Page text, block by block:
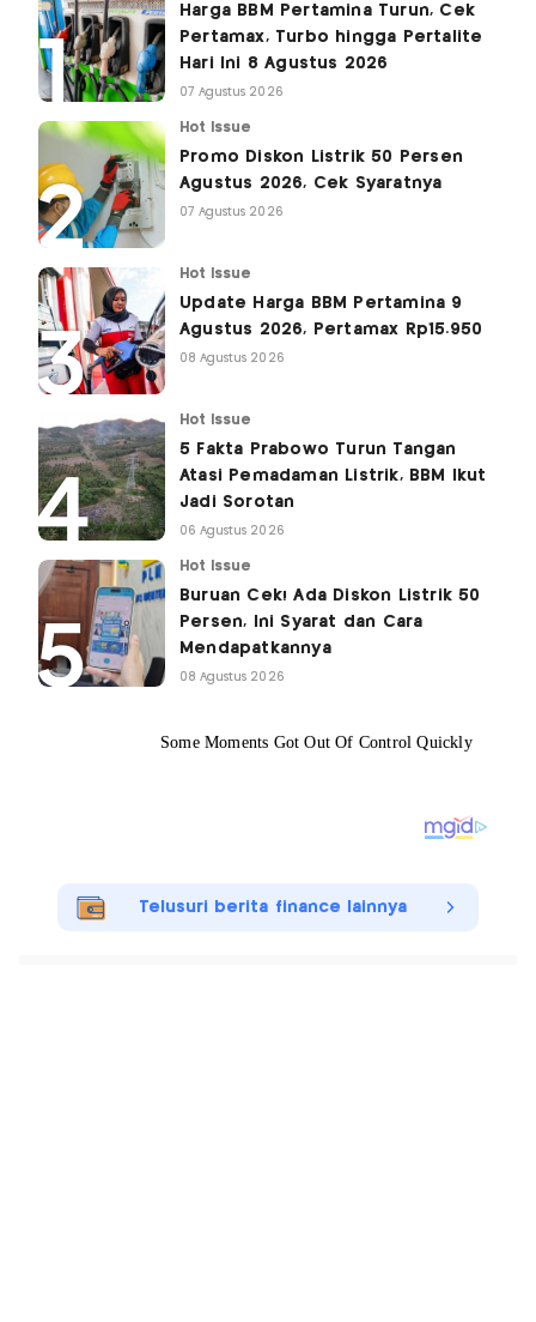
Harga BBM Pertamina Turun, Cek
Pertamax, Turbo hingga Pertalite
Hari Ini 8 Agustus 2026
07 Agustus 2026
Hot Issue
Promo Diskon Listrik 50 Persen
Agustus 2026, Cek Syaratnya
07 Agustus 2026
Hot Issue
Update Harga BBM Pertamina 9
Agustus 2026, Pertamax Rp15.950
08 Agustus 2026
Hot Issue
5 Fakta Prabowo Turun Tangan
Atasi Pemadaman Listrik, BBM Ikut
Jadi Sorotan
06 Agustus 2026
Hot Issue
Buruan Cek! Ada Diskon Listrik 50
Persen, Ini Syarat dan Cara
Mendapatkannya
08 Agustus 2026
Telusuri berita finance lainnya